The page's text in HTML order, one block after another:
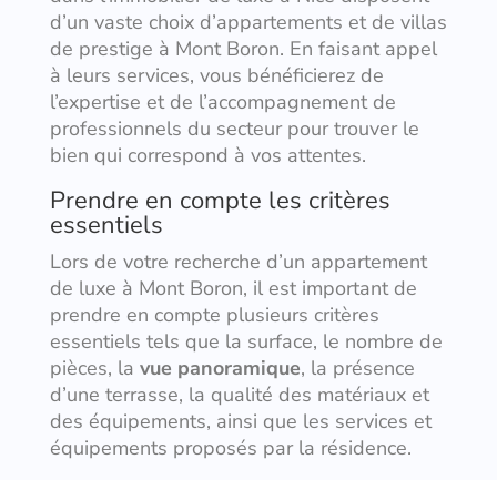
d’un vaste choix d’appartements et de villas
de prestige à Mont Boron. En faisant appel
à leurs services, vous bénéficierez de
l’expertise et de l’accompagnement de
professionnels du secteur pour trouver le
bien qui correspond à vos attentes.
Prendre en compte les critères
essentiels
Lors de votre recherche d’un appartement
de luxe à Mont Boron, il est important de
prendre en compte plusieurs critères
essentiels tels que la surface, le nombre de
pièces, la vue panoramique, la présence
d’une terrasse, la qualité des matériaux et
des équipements, ainsi que les services et
équipements proposés par la résidence.